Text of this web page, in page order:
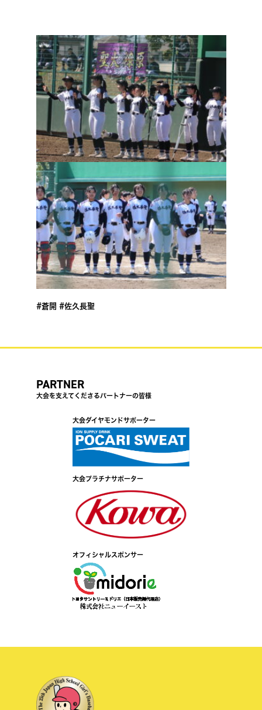
#蒼開 #佐久長聖
PARTNER
大会を支えてくださるパートナーの皆様
大会ダイヤモンドサポーター
大会プラチナサポーター
オフィシャルスポンサー